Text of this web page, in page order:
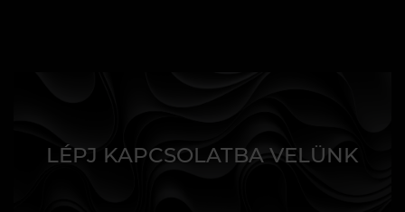
LÉPJ KAPCSOLATBA VELÜNK